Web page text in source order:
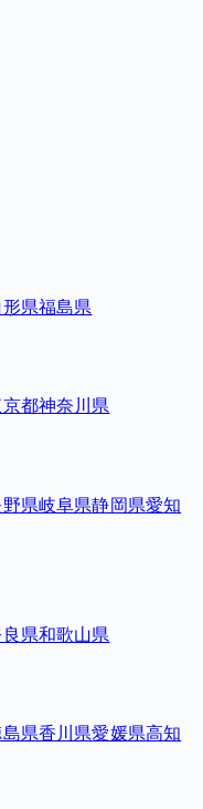
県福島県
都神奈川県
県岐阜県静岡県愛知
県和歌山県
県香川県愛媛県高知